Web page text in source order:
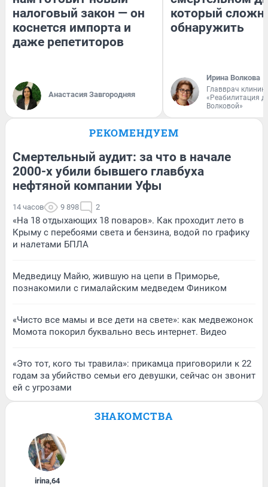
налоговый закон — он
коснется импорта и
даже репетиторов
Анастасия Завгородняя
который
обнаружить
Ирина Волкова
Главврач
«Реабилитация
Волковой»
РЕКОМЕНДУЕМ
Смертельный аудит: за что в начале
2000-х убили бывшего главбуха
нефтяной компании Уфы
14 часов 9 898 2
«На 18 отдыхающих 18 поваров». Как проходит лето в
Крыму с перебоями света и бензина, водой по графику
и налетами БПЛА
Медведицу Майю, жившую на цепи в Приморье,
познакомили с гималайским медведем Фиником
«Чисто все мамы и все дети на свете»: как медвежонок
Момота покорил буквально весь интернет. Видео
«Это тот, кого ты травила»: прикамца приговорили к 22
годам за убийство семьи его девушки, сейчас он звонит
ей с угрозами
ЗНАКОМСТВА
irina,64